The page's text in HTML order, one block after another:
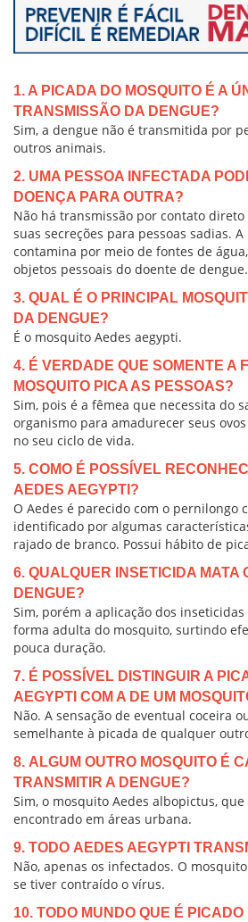
1. A PICADA DO MOSQUITO É A
TRANSMISSÃO DA DENGUE?
Sim, a dengue não é transmitida por
outros animais.
2. UMA PESSOA INFECTADA
DOENÇA PARA OUTRA?
Não há transmissão por contato
suas secreções para pessoas sadias.
contamina por meio de fontes de
objetos pessoais do doente de dengue.
3. QUAL É O PRINCIPAL
DA DENGUE?
É o mosquito Aedes aegypti.
4. É VERDADE QUE SOMENTE A
MOSQUITO PICA AS PESSOAS?
Sim, pois é a fêmea que necessita do
organismo para amadurecer seus
no seu ciclo de vida.
5. COMO É POSSÍVEL
AEDES AEGYPTI?
O Aedes é parecido com o pernilongo
identificado por algumas
rajado de branco. Possui hábito de
6. QUALQUER INSETICIDA MATA
DENGUE?
Sim, porém a aplicação dos
forma adulta do mosquito, surtindo
pouca duração.
7. É POSSÍVEL DISTINGUIR A
AEGYPTI COM A DE UM
Não. A sensação de eventual coceira
semelhante à picada de qualquer
8. ALGUM OUTRO MOSQUITO É
TRANSMITIR A DENGUE?
Sim, o mosquito Aedes albopictus,
encontrado em áreas urbana.
9. TODO AEDES AEGYPTI
Não, apenas os infectados. O
se tiver contraído o vírus.
10. TODO MUNDO QUE É